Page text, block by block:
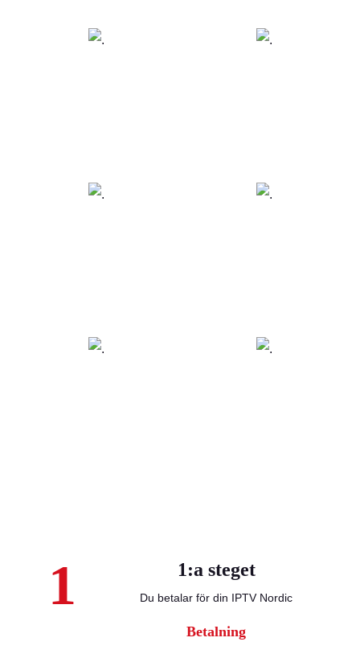
1 1:a steget
Du betalar för din IPTV Nordic
Betalning